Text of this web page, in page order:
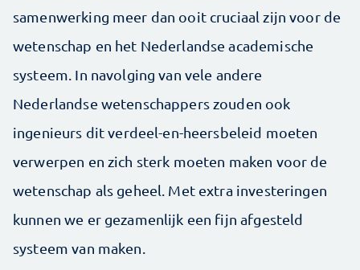
samenwerking meer dan ooit cruciaal zijn voor de
wetenschap en het Nederlandse academische
systeem. In navolging van vele andere
Nederlandse wetenschappers zouden ook
ingenieurs dit verdeel-en-heersbeleid moeten
verwerpen en zich sterk moeten maken voor de
wetenschap als geheel. Met extra investeringen
kunnen we er gezamenlijk een fijn afgesteld
systeem van maken.